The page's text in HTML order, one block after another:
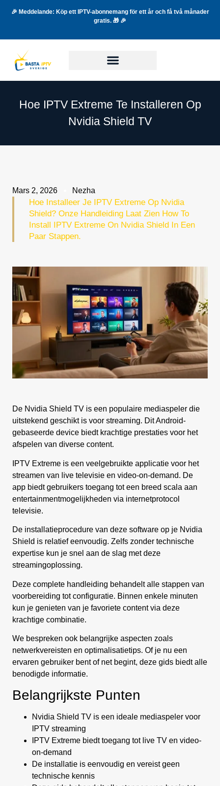
🎉 Meddelande: Köp ett IPTV-abonnemang för ett år och få två månader
gratis. 🎁 🎉
Hoe IPTV Extreme Te Installeren Op
Nvidia Shield TV
Mars 2, 2026 Nezha
Hoe Installeer Je IPTV Extreme Op Nvidia
Shield? Onze Handleiding Laat Zien How To
Install IPTV Extreme On Nvidia Shield In Een
Paar Stappen.
De Nvidia Shield TV is een populaire mediaspeler die
uitstekend geschikt is voor streaming. Dit Android-
gebaseerde device biedt krachtige prestaties voor het
afspelen van diverse content.
IPTV Extreme is een veelgebruikte applicatie voor het
streamen van live televisie en video-on-demand. De
app biedt gebruikers toegang tot een breed scala aan
entertainmentmogelijkheden via internetprotocol
televisie.
De installatieprocedure van deze software op je Nvidia
Shield is relatief eenvoudig. Zelfs zonder technische
expertise kun je snel aan de slag met deze
streamingoplossing.
Deze complete handleiding behandelt alle stappen van
voorbereiding tot configuratie. Binnen enkele minuten
kun je genieten van je favoriete content via deze
krachtige combinatie.
We bespreken ook belangrijke aspecten zoals
netwerkvereisten en optimalisatietips. Of je nu een
ervaren gebruiker bent of net begint, deze gids biedt alle
benodigde informatie.
Belangrijkste Punten
Nvidia Shield TV is een ideale mediaspeler voor
IPTV streaming
IPTV Extreme biedt toegang tot live TV en video-
on-demand
De installatie is eenvoudig en vereist geen
technische kennis